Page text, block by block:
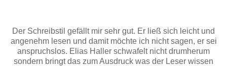
Der Schreibstil gefällt mir sehr gut. Er ließ sich leicht und
angenehm lesen und damit möchte ich nicht sagen, er sei
anspruchslos. Elias Haller schwafelt nicht drumherum
sondern bringt das zum Ausdruck was der Leser wissen